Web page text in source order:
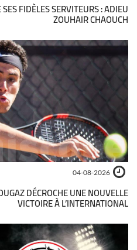
FIDÈLES SERVITEURS : ADIEU
ZOUHAIR CHAOUCH
04-08-2026
DÉCROCHE UNE NOUVELLE
VICTOIRE À L’INTERNATIONAL